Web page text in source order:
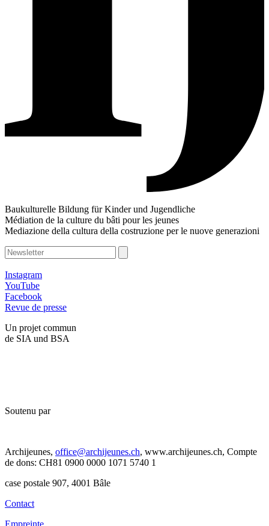
Baukulturelle Bildung für Kinder und Jugendliche
Médiation de la culture du bâti pour les jeunes
Mediazione della cultura della costruzione per le nuove generazioni
Instagram
YouTube
Facebook
Revue de presse
Un projet commun
de SIA und BSA
Soutenu par
Archijeunes, office@archijeunes.ch, www.archijeunes.ch, Compte
de dons: CH81 0900 0000 1071 5740 1
case postale 907, 4001 Bâle
Contact
Empreinte